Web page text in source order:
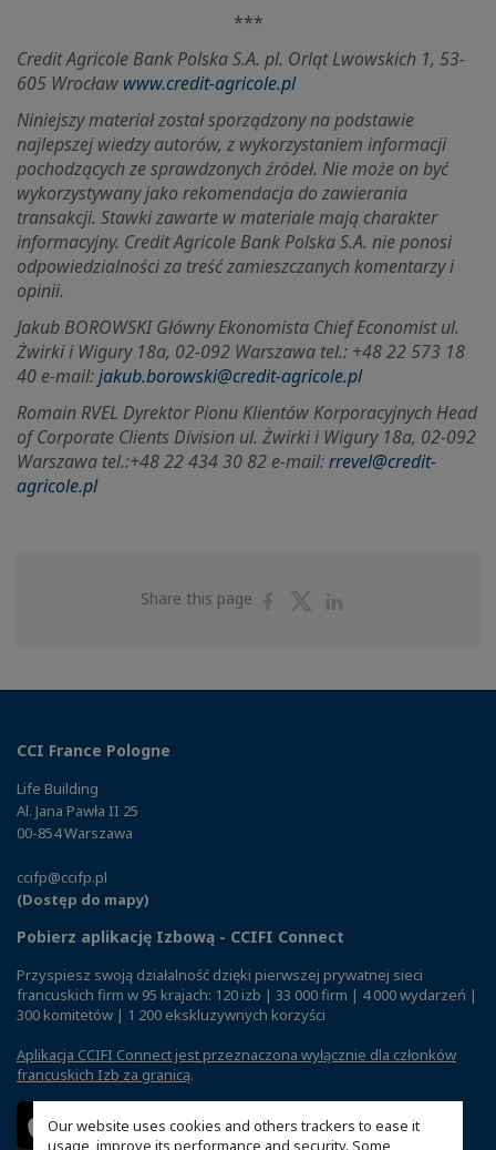
Our website uses cookies and others trackers to ease it
usage, improve its performance and security. Some
***
Credit Agricole Bank Polska S.A. pl. Orląt Lwowskich 1, 53-
605 Wrocław www.credit-agricole.pl
Niniejszy materiał został sporządzony na podstawie
najlepszej wiedzy autorów, z wykorzystaniem informacji
pochodzących ze sprawdzonych źródeł. Nie może on być
wykorzystywany jako rekomendacja do zawierania
transakcji. Stawki zawarte w materiale mają charakter
informacyjny. Credit Agricole Bank Polska S.A. nie ponosi
odpowiedzialności za treść zamieszczanych komentarzy i
opinii.
Jakub BOROWSKI Główny Ekonomista Chief Economist ul.
Żwirki i Wigury 18a, 02-092 Warszawa tel.: +48 22 573 18
40 e-mail:jakub.borowski@credit-agricole.pl
Romain RVEL Dyrektor Pionu Klientów Korporacyjnych Head
of Corporate Clients Division ul. Żwirki i Wigury 18a, 02-092
Warszawa tel.:+48 22 434 30 82 e-mail:rrevel@credit-
agricole.pl
Share this page
ShareShare
CCI France Pologne
Life Building
Al. Jana Pawła II 25
00-854 Warszawa
ccifp@ccifp.pl
(Dostęp do mapy)
Pobierz aplikację Izbową - CCIFI Connect
Przyspiesz swoją działalność dzięki pierwszej prywatnej sieci
francuskich firm w 95 krajach: 120 izb | 33 000 firm | 4 000 wydarzeń |
300 komitetów | 1 200 ekskluzywnych korzyści
Aplikacja CCIFI Connect jest przeznaczona wyłącznie dla członków
francuskich Izb za granicą.